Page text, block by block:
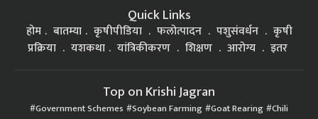
Quick Links
होम बातम्या कृषीपीडिया फलोत्पादन पशुसंवर्धन
कृषी
प्रक्रिया
यशकथा यांत्रिकीकरण शिक्षण आरोग्य इतर
Top on Krishi Jagran
Government Schemes Soybean Farming Goat Rearing Chili